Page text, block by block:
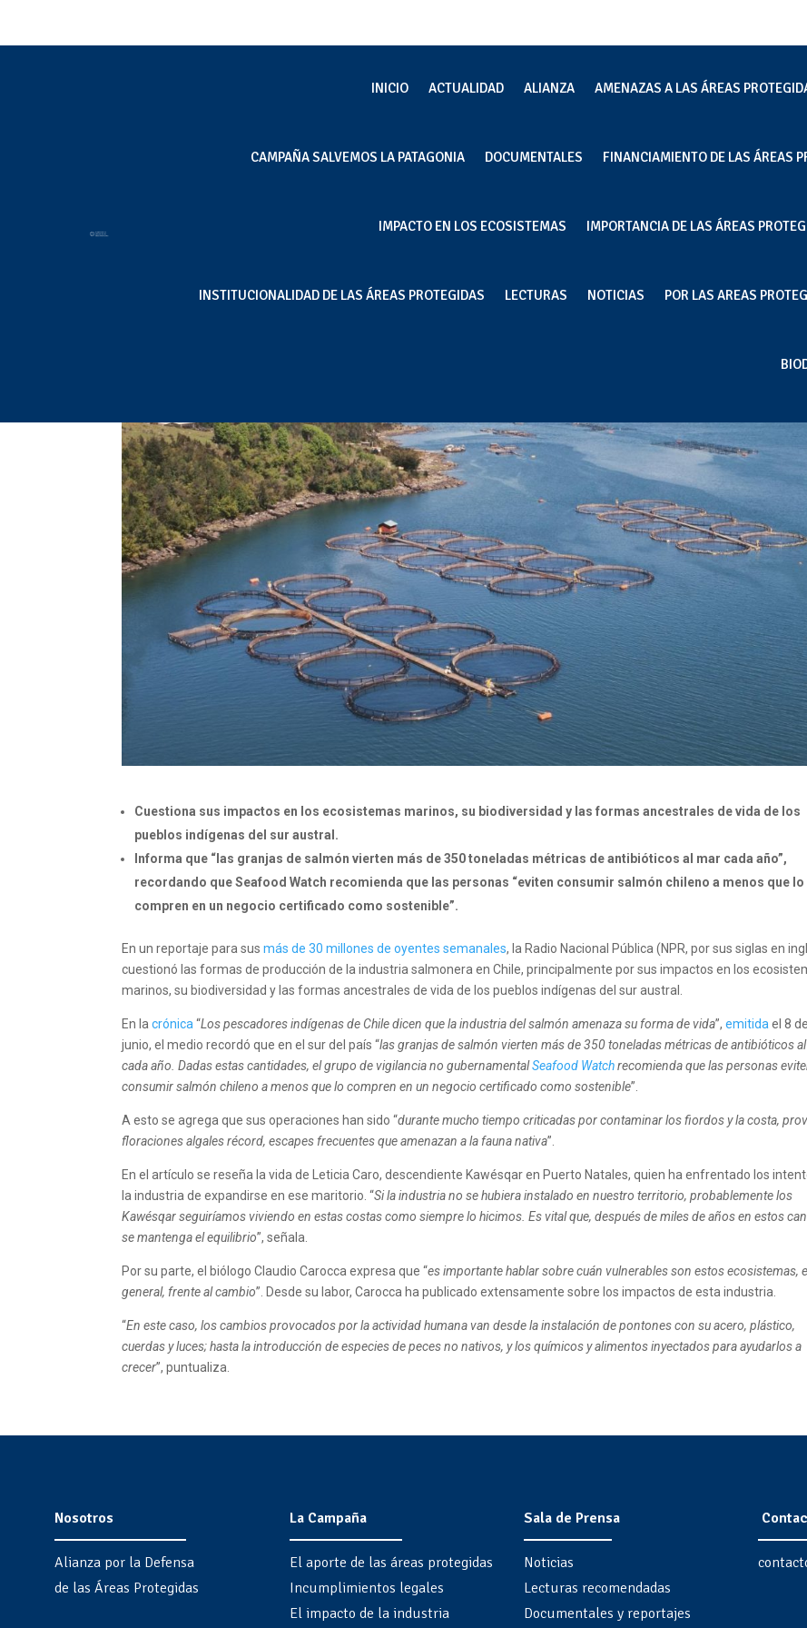
INICIO ACTUALIDAD ALIANZA AMENAZAS A LAS ÁREAS
CAMPAÑA SALVEMOS LA PATAGONIA DOCUMENTALES FINANCIAMIENTO DE LAS ÁREAS
IMPACTO EN LOS ECOSISTEMAS IMPORTANCIA DE LAS ÁREAS
INSTITUCIONALIDAD DE LAS ÁREAS PROTEGIDAS LECTURAS NOTICIAS POR LAS AREAS
Principal medio radial estadounidense expone los
Cuestiona sus impactos en los ecosistemas marinos, su biodiversidad y las formas ancestrales de vida de los
pueblos indígenas del sur austral.
Informa que “las granjas de salmón vierten más de 350 toneladas métricas de antibióticos al mar cada año”,
recordando que Seafood Watch recomienda que las personas “eviten consumir salmón chileno a menos que lo
compren en un negocio certificado como sostenible”.
En un reportaje para susmás de 30 millones de oyentes semanales, la Radio Nacional Pública (NPR, por sus siglas en
cuestionó las formas de producción de la industria salmonera en Chile, principalmente por sus impactos en los
marinos, su biodiversidad y las formas ancestrales de vida de los pueblos indígenas del sur austral.
En lacrónica “Los pescadores indígenas de Chile dicen que la industria del salmón amenaza su forma de vida”,emitida el 8 de
junio, el medio recordó que en el sur del país “las granjas de salmón vierten más de 350 toneladas métricas de antibióticos
cada año. Dadas estas cantidades, el grupo de vigilancia no gubernamentalSeafood Watchrecomienda que las personas
consumir salmón chileno a menos que lo compren en un negocio certificado como sostenible”.
A esto se agrega que sus operaciones han sido “durante mucho tiempo criticadas por contaminar los fiordos y la costa,
floraciones algales récord, escapes frecuentes que amenazan a la fauna nativa”.
En el artículo se reseña la vida de Leticia Caro, descendiente Kawésqar en Puerto Natales, quien ha enfrentado los
la industria de expandirse en ese maritorio. “Si la industria no se hubiera instalado en nuestro territorio, probablemente los
Kawésqar seguiríamos viviendo en estas costas como siempre lo hicimos. Es vital que, después de miles de años en estos
se mantenga el equilibrio”, señala.
Por su parte, el biólogo Claudio Carocca expresa que “es importante hablar sobre cuán vulnerables son estos ecosistemas,
general, frente al cambio”. Desde su labor, Carocca ha publicado extensamente sobre los impactos de esta industria.
“En este caso, los cambios provocados por la actividad humana van desde la instalación de pontones con su acero, plástico,
cuerdas y luces; hasta la introducción de especies de peces no nativos, y los químicos y alimentos inyectados para ayudarlos a
crecer”, puntualiza.
Nosotros
Alianza por la Defensa
de las Áreas Protegidas
La Campaña
El aporte de las áreas protegidas
Incumplimientos legales
El impacto de la industria
Sala de Prensa
Noticias
Lecturas recomendadas
Documentales y reportajes